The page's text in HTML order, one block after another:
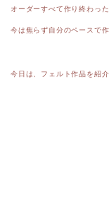
オーダーすべて作り終わった
今は焦らず自分のペースで
今日は、フェルト作品を紹